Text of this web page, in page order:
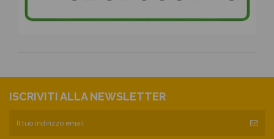
ISCRIVITI ALLA NEWSLETTER